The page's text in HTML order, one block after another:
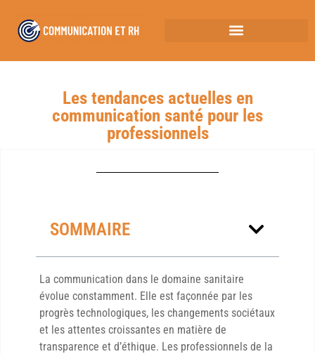
Les tendances actuelles en
communication santé pour les
professionnels
SOMMAIRE
La communication dans le domaine sanitaire
évolue constamment. Elle est façonnée par les
progrès technologiques, les changements sociétaux
et les attentes croissantes en matière de
transparence et d’éthique. Les professionnels de la